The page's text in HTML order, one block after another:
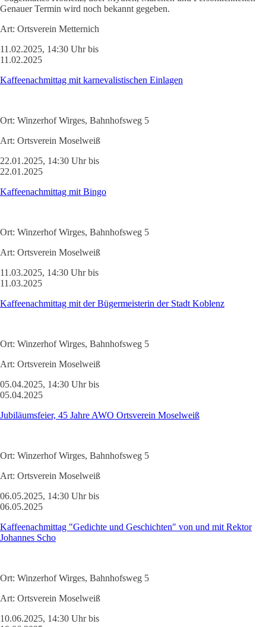
Genauer Termin wird noch bekannt gegeben.
Art: Ortsverein Metternich
11.02.2025, 14:30 Uhr bis
11.02.2025
Kaffeenachmittag mit karnevalistischen Einlagen
Ort: Winzerhof Wirges, Bahnhofsweg 5
Art: Ortsverein Moselweiß
22.01.2025, 14:30 Uhr bis
22.01.2025
Kaffeenachmittag mit Bingo
Ort: Winzerhof Wirges, Bahnhofsweg 5
Art: Ortsverein Moselweiß
11.03.2025, 14:30 Uhr bis
11.03.2025
Kaffeenachmittag mit der Bügermeisterin der Stadt Koblenz
Ort: Winzerhof Wirges, Bahnhofsweg 5
Art: Ortsverein Moselweiß
05.04.2025, 14:30 Uhr bis
05.04.2025
Jubiläumsfeier, 45 Jahre AWO Ortsverein Moselweiß
Ort: Winzerhof Wirges, Bahnhofsweg 5
Art: Ortsverein Moselweiß
06.05.2025, 14:30 Uhr bis
06.05.2025
Kaffeenachmittag "Gedichte und Geschichten" von und mit Rektor
Johannes Scho
Ort: Winzerhof Wirges, Bahnhofsweg 5
Art: Ortsverein Moselweiß
10.06.2025, 14:30 Uhr bis